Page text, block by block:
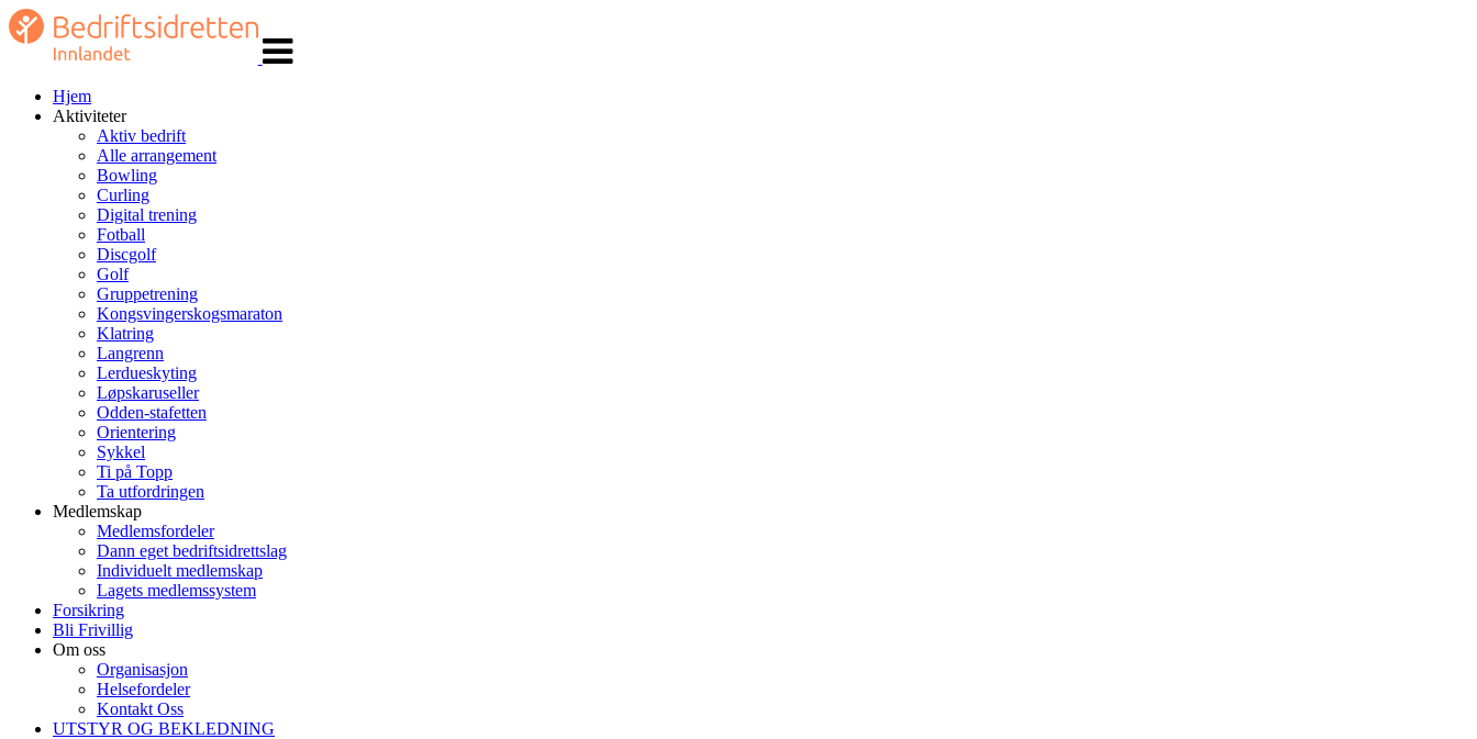
navigasjon
Hjem
Aktiviteter
Aktiv bedrift
Alle arrangement
Bowling
Curling
Digital trening
Fotball
Discgolf
Golf
Gruppetrening
Kongsvingerskogsmaraton
Klatring
Langrenn
Lerdueskyting
Løpskaruseller
Odden-stafetten
Orientering
Sykkel
Ti på Topp
Ta utfordringen
Medlemskap
Medlemsfordeler
Dann eget bedriftsidrettslag
Individuelt medlemskap
Lagets medlemssystem
Forsikring
Bli Frivillig
Om oss
Organisasjon
Helsefordeler
Kontakt Oss
UTSTYR OG BEKLEDNING